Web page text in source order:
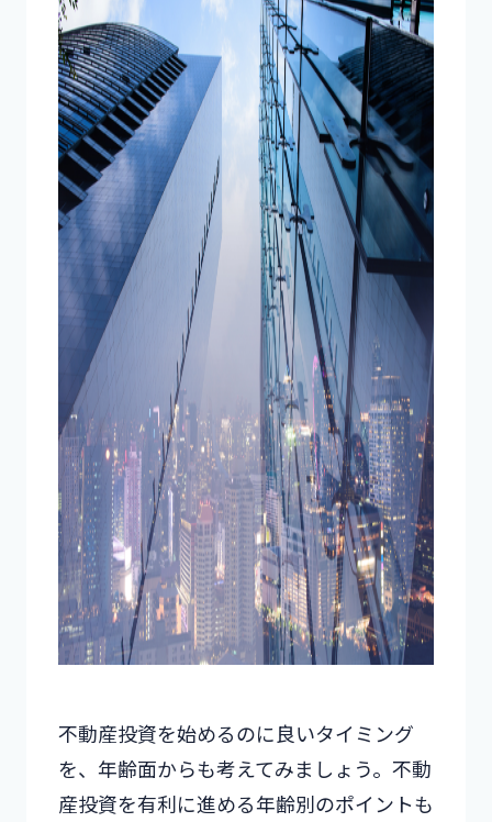
不動産投資を始めるのに良いタイミング
を、年齢面からも考えてみましょう。不動
産投資を有利に進める年齢別のポイントも